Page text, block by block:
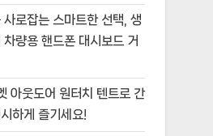
로잡는 스마트한 선택, 생
량용 핸드폰 대시보드 거
아웃도어 원터치 텐트로 간
하게 즐기세요!